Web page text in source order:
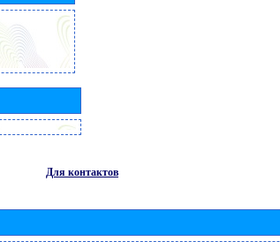
Для контактов